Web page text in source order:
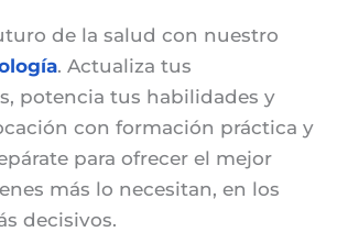
de la salud con nuestro
. Actualiza tus
potencia tus habilidades y
con formación práctica y
para ofrecer el mejor
más lo necesitan, en los
decisivos.